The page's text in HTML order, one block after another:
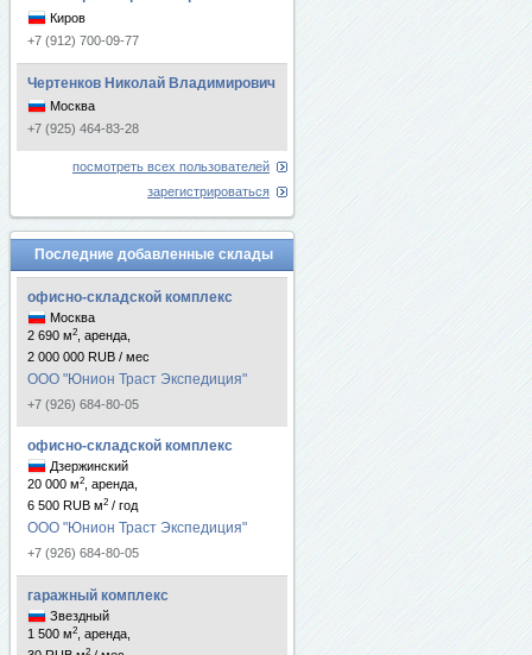
Киров
+7 (912) 700-09-77
Чертенков Николай Владимирович
Москва
+7 (925) 464-83-28
посмотреть всех пользователей
зарегистрироваться
Последние добавленные склады
офисно-складской комплекс
Москва
2 690 м2
, аренда,
2 000 000 RUB / мес
ООО "Юнион Траст Экспедиция"
+7 (926) 684-80-05
офисно-складской комплекс
Дзержинский
20 000 м2
, аренда,
6 500 RUB м2 / год
ООО "Юнион Траст Экспедиция"
+7 (926) 684-80-05
гаражный комплекс
Звездный
1 500 м2
, аренда,
2